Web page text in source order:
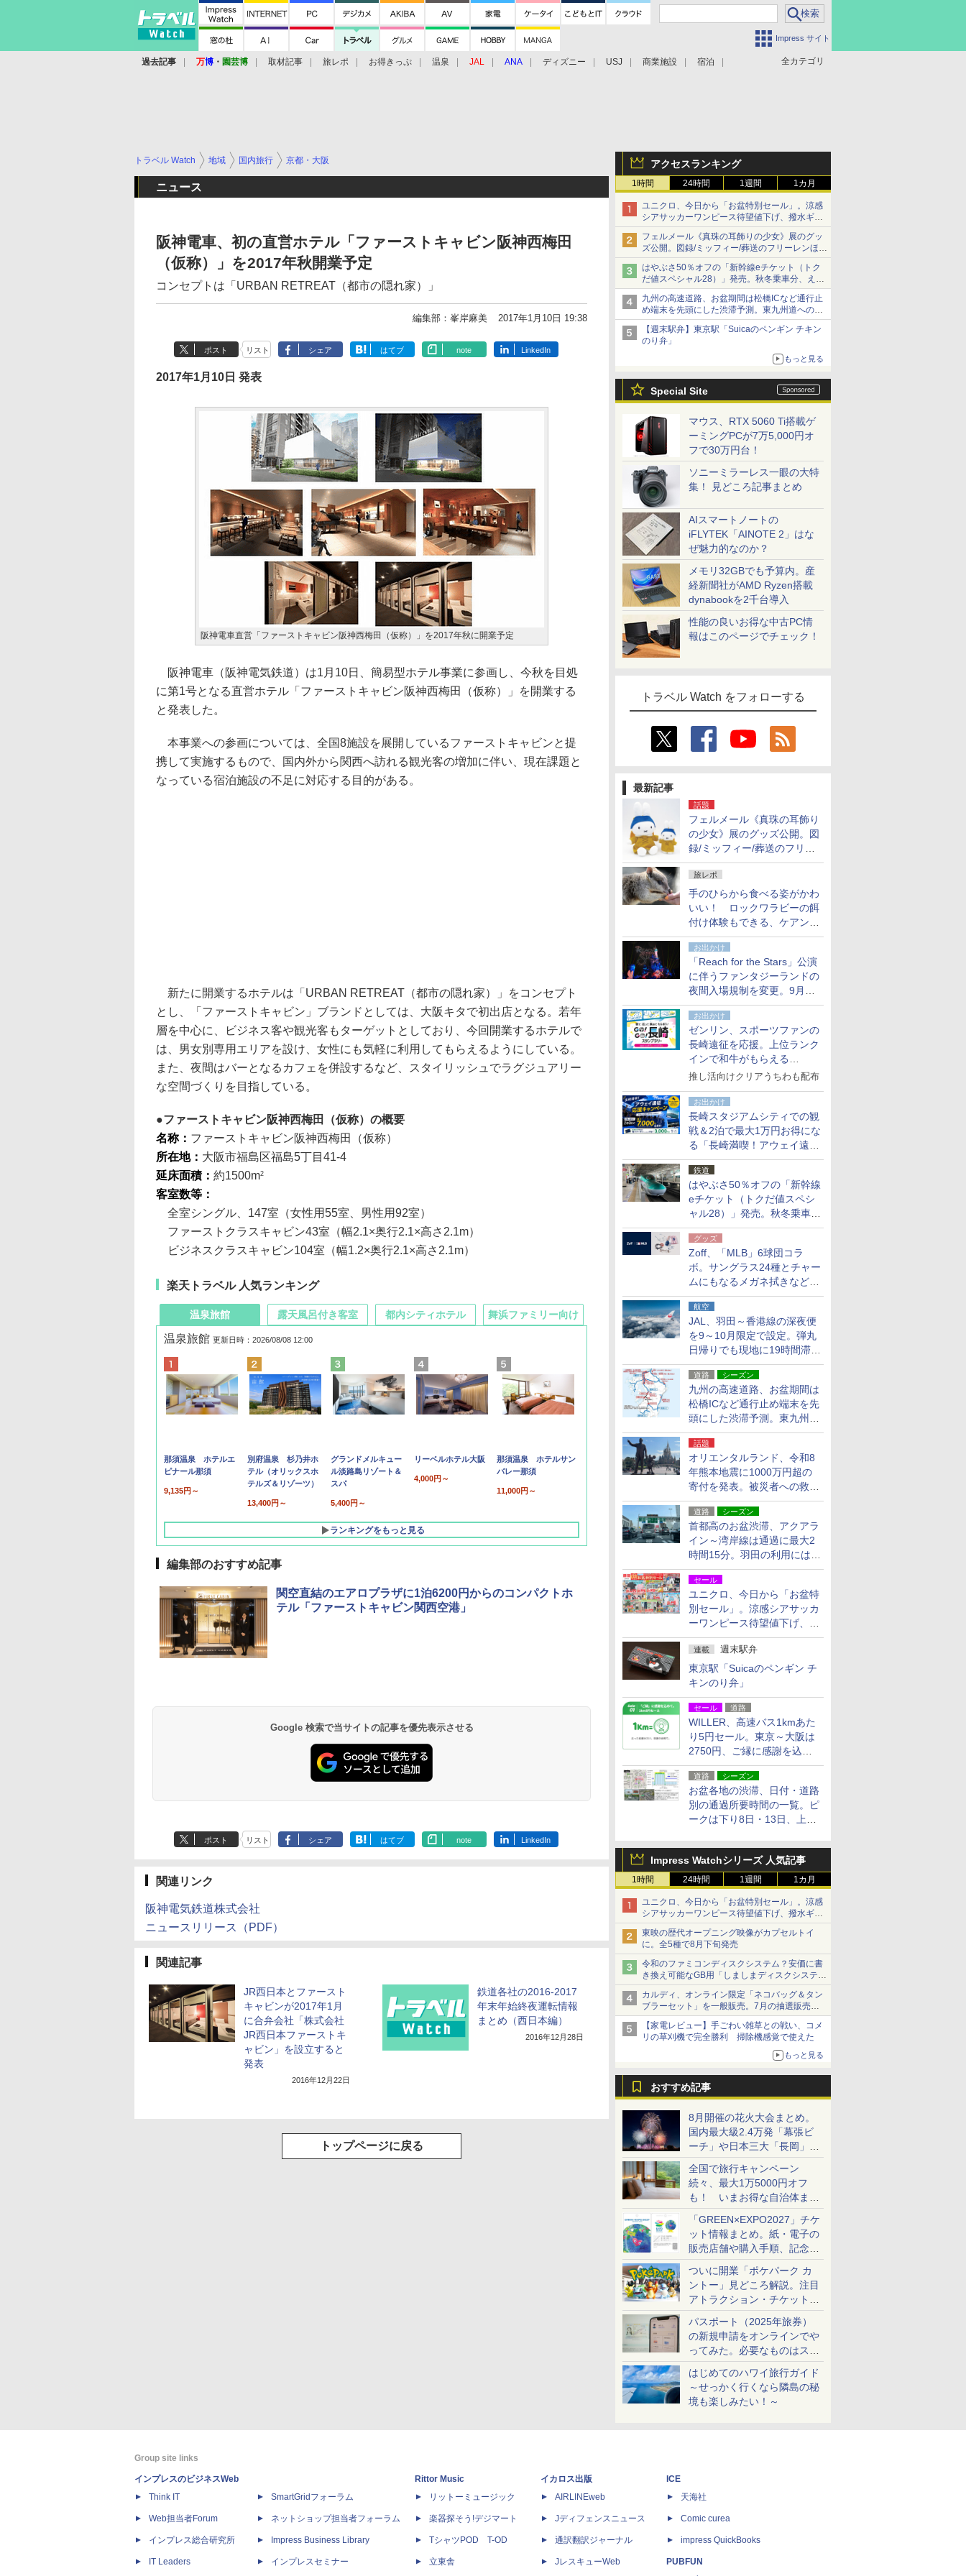
Impress サイト
全カテゴリ
過去記事 万博 ・ 園芸博 取材記事 旅レポ お得きっぷ 温泉 JAL ANA ディズニー USJ 商業施設 宿泊
アクセスランキング
1時間 24時間 1週間 1カ月
ユニクロ、今日から「お盆特別セール」。涼感
シアサッカーワンピース待望値下げ、撥水ギア
ショーツは1990円に
フェルメール《真珠の耳飾りの少女》展のグッ
ズ公開。図録/ミッフィー/葬送のフリーレンほ
か、注目ブランドコラボが実現
はやぶさ50％オフの「新幹線eチケット（トク
だ値スペシャル28）」発売。秋冬乗車分、えき
ねっと限定
九州の高速道路、お盆期間は松橋ICなど通行止
め端末を先頭にした渋滞予測。東九州道への迂
回は料金調整を実施
【週末駅弁】東京駅「Suicaのペンギン チキン
のり弁」
もっと見る
Special Site
マウス、RTX 5060 Ti搭載ゲ
ーミングPCが7万5,000円オ
フで30万円台！
ソニーミラーレス一眼の大特
集！ 見どころ記事まとめ
AIスマートノートの
iFLYTEK「AINOTE 2」はな
ぜ魅力的なのか？
メモリ32GBでも予算内。産
経新聞社がAMD Ryzen搭載
dynabookを2千台導入
性能の良いお得な中古PC情
報はこのページでチェック！
トラベル Watch をフォローする
最新記事
話題
フェルメール《真珠の耳飾り
の少女》展のグッズ公開。図
録/ミッフィー/葬送のフリー
レンほか、注目ブランドコラ
ボが実現
旅レポ
手のひらから食べる姿がかわ
いい！ ロックワラビーの餌
付け体験もできる、ケアンズ
でアサートン高原の日本語ガ
イド付きツアーに参加してみ
た
お出かけ
「Reach for the Stars」公演
に伴うファンタジーランドの
夜間入場規制を変更。9月か
ら18時50分～20時ごろに
お出かけ
ゼンリン、スポーツファンの
長崎遠征を応援。上位ランク
インで和牛がもらえる
「GO！GO！長崎スタンプラ
推し活向けクリアうちわも配布
お出かけ
長崎スタジアムシティでの観
戦＆2泊で最大1万円お得にな
る「長崎満喫！アウェイ遠征
応援キャンペーン」
鉄道
はやぶさ50％オフの「新幹線
eチケット（トクだ値スペシ
ャル28）」発売。秋冬乗車
分、えきねっと限定
グッズ
Zoff、「MLB」6球団コラ
ボ。サングラス24種とチャー
ムにもなるメガネ拭きなど雑
貨24種
航空
JAL、羽田～香港線の深夜便
を9～10月限定で設定。弾丸
日帰りでも現地に19時間滞在
できる
道路 シーズン
九州の高速道路、お盆期間は
松橋ICなど通行止め端末を先
頭にした渋滞予測。東九州道
への迂回は料金調整を実施
話題
オリエンタルランド、令和8
年熊本地震に1000万円超の
寄付を発表。被災者への救援
活動・復旧支援
道路 シーズン
首都高のお盆渋滞、アクアラ
イン～湾岸線は通過に最大2
時間15分。羽田の利用には
「空港西出口」の利用検討を
セール
ユニクロ、今日から「お盆特
別セール」。涼感シアサッカ
ーワンピース待望値下げ、撥
水ギアショーツは1990円に
連載 週末駅弁
東京駅「Suicaのペンギン チ
キンのり弁」
セール 道路
WILLER、高速バス1kmあた
り5円セール。東京～大阪は
2750円、ご縁に感謝を込め
た20周年記念キャンペーン
道路 シーズン
お盆各地の渋滞、日付・道路
別の通過所要時間の一覧。ピ
ークは下り8日・13日、上り
Impress Watchシリーズ 人気記事
1時間 24時間 1週間 1カ月
ユニクロ、今日から「お盆特別セール」。涼感
シアサッカーワンピース待望値下げ、撥水ギア
ショーツは1990円に
東映の歴代オープニング映像がカプセルトイ
に。全5種で8月下旬発売
令和のファミコンディスクシステム？安価に書
き換え可能なGB用「しましまディスクシステ
ム」
カルディ、オンライン限定「ネコバッグ＆タン
ブラーセット」を一般販売。7月の抽選販売の
当選無効分
【家電レビュー】手ごわい雑草との戦い、コメ
リの草刈機で完全勝利 掃除機感覚で使えた
もっと見る
おすすめ記事
8月開催の花火大会まとめ。
国内最大級2.4万発「幕張ビ
ーチ」や日本三大「長岡」な
ど大型イベント目白押し！
全国で旅行キャンペーン
続々、最大1万5000円オフ
も！ いまお得な自治体まと
め
「GREEN×EXPO2027」チケ
ット情報まとめ。紙・電子の
販売店舗や購入手順、記念チ
ケットも解説
ついに開業「ポケパーク カ
ントー」見どころ解説。注目
アトラクション・チケット手
配・来場前に必要な準備は？
パスポート（2025年旅券）
の新規申請をオンラインでや
ってみた。必要なものはスマ
ホとマイナカードのみ
はじめてのハワイ旅行ガイド
～せっかく行くなら隣島の秘
境も楽しみたい！～
トラベル Watch 地域 国内旅行 京都・大阪
ニュース
阪神電車、初の直営ホテル「ファーストキャビン阪神西梅田
（仮称）」を2017年秋開業予定
コンセプトは「URBAN RETREAT（都市の隠れ家）」
編集部：峯岸麻美 2017年1月10日 19:38
ポスト リスト シェア はてブ note LinkedIn
2017年1月10日 発表
阪神電車直営「ファーストキャビン阪神西梅田（仮称）」を2017年秋に開業予定
阪神電車（阪神電気鉄道）は1月10日、簡易型ホテル事業に参画し、今秋を目処
に第1号となる直営ホテル「ファーストキャビン阪神西梅田（仮称）」を開業する
と発表した。
本事業への参画については、全国8施設を展開しているファーストキャビンと提
携して実施するもので、国内外から関西へ訪れる観光客の増加に伴い、現在課題と
なっている宿泊施設の不足に対応する目的がある。
新たに開業するホテルは「URBAN RETREAT（都市の隠れ家）」をコンセプト
とし、「ファーストキャビン」ブランドとしては、大阪キタで初出店となる。若年
層を中心に、ビジネス客や観光客もターゲットとしており、今回開業するホテルで
は、男女別専用エリアを設け、女性にも気軽に利用してもらえるようにしている。
また、夜間はバーとなるカフェを併設するなど、スタイリッシュでラグジュアリー
な空間づくりを目指している。
ファーストキャビン阪神西梅田（仮称）の概要
名称： ファーストキャビン阪神西梅田（仮称）
所在地： 大阪市福島区福島5丁目41-4
延床面積： 約1500m2
客室数等：
全室シングル、147室（女性用55室、男性用92室）
ファーストクラスキャビン43室（幅2.1×奥行2.1×高さ2.1m）
ビジネスクラスキャビン104室（幅1.2×奥行2.1×高さ2.1m）
楽天トラベル 人気ランキング
温泉旅館
温泉旅館 更新日時：2026/08/08 12:00
那須温泉 ホテルエ
ピナール那須
9,135円～
別府温泉 杉乃井ホ
テル（オリックスホ
テルズ＆リゾーツ）
13,400円～
グランドメルキュー
ル淡路島リゾート＆
スパ
5,400円～
リーベルホテル大阪
4,000円～
那須温泉 ホテルサン
バレー那須
11,000円～
ランキングをもっと見る
露天風呂付き客室
10,450円～
19,541円～
都内シティホテル 舞浜ファミリー向け
7,950円～
5,758円～
編集部のおすすめ記事
関空直結のエアロプラザに1泊6200円からのコンパクトホ
テル「ファーストキャビン関西空港」
Google 検索で当サイトの記事を優先表示させる
ポスト リスト シェア はてブ note LinkedIn
関連リンク
阪神電気鉄道株式会社
ニュースリリース（PDF）
関連記事
JR西日本とファースト
キャビンが2017年1月
に合弁会社「株式会社
JR西日本ファーストキ
ャビン」を設立すると
発表
2016年12月22日
鉄道各社の2016-2017
年末年始終夜運転情報
まとめ（西日本編）
2016年12月28日
トップページに戻る
Group site links
インプレスのビジネスWeb
Think IT
Web担当者Forum
インプレス総合研究所
IT Leaders
SmartGridフォーラム
ネットショップ担当者フォーラム
Impress Business Library
インプレスセミナー
Rittor Music
リットーミュージック
楽器探そう!デジマート
TシャツPOD T-OD
立東舎
イカロス出版
AIRLINEweb
Jディフェンスニュース
通訳翻訳ジャーナル
JレスキューWeb
ICE
天海社
Comic curea
impress QuickBooks
PUBFUN